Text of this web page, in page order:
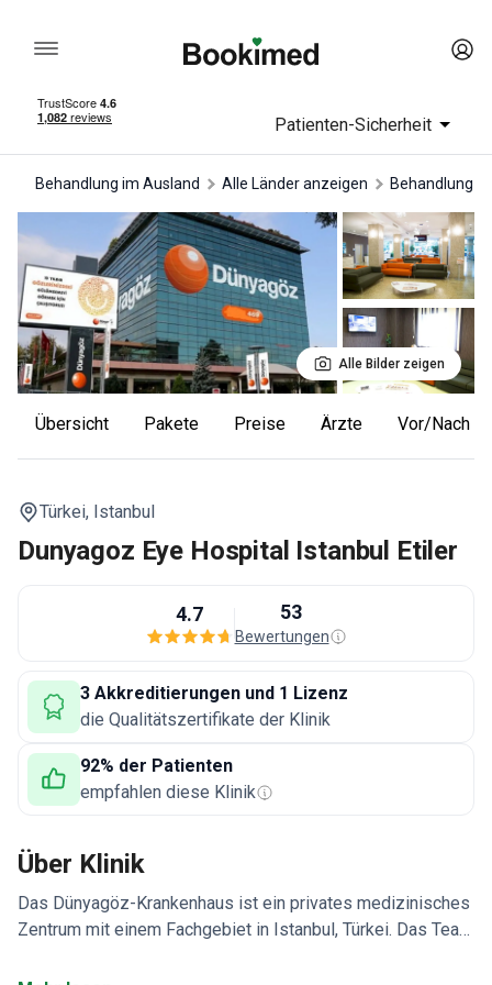
Patienten-Sicherheit
Behandlung im Ausland Alle Länder anzeigen Behandlung
Alle Bilder zeigen
Übersicht Pakete Preise Ärzte Vor/Nach
Türkei, Istanbul
Dunyagoz Eye Hospital Istanbul Etiler
4.7 53
Bewertungen
3 Akkreditierungen und 1 Lizenz
die Qualitätszertifikate der Klinik
92% der Patienten
empfahlen diese Klinik
Über Klinik
Das Dünyagöz-Krankenhaus ist ein privates medizinisches
Zentrum mit einem Fachgebiet in Istanbul, Türkei. Das Team